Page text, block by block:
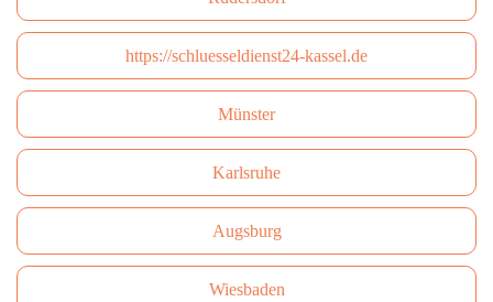
https://schluesseldienst24-kassel.de
Münster
Karlsruhe
Augsburg
Wiesbaden